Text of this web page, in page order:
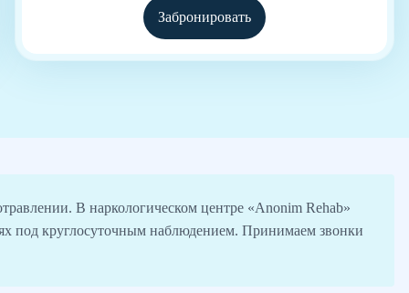
Забронировать
В наркологическом центре «Anonim Rehab»
под круглосуточным наблюдением. Принимаем звонки